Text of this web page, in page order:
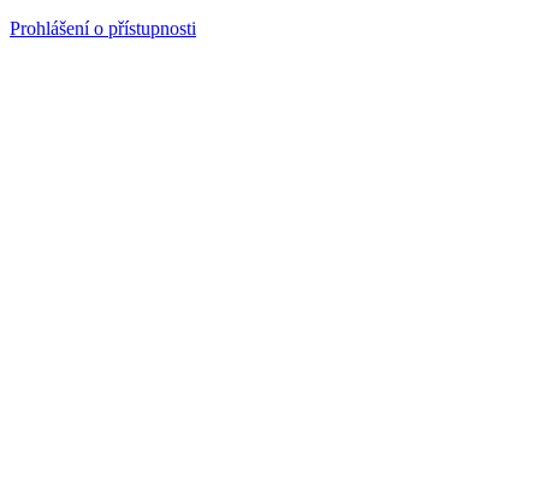
Prohlášení o přístupnosti